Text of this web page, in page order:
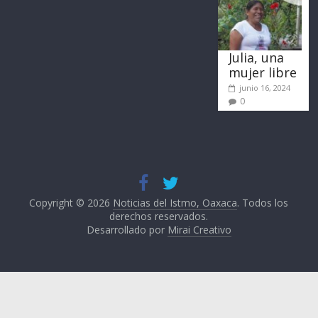
Julia, una
mujer libre
junio 16, 2024
0
Copyright © 2026 Noticias del Istmo, Oaxaca. Todos los
derechos reservados.
Desarrollado por Mirai Creativo